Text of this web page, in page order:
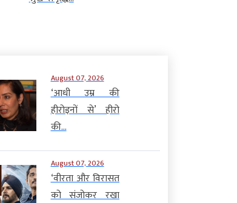
August 07, 2026
‘आधी उम्र की
हीरोइनों से’ हीरो
की...
August 07, 2026
‘वीरता और विरासत
को संजोकर रखा